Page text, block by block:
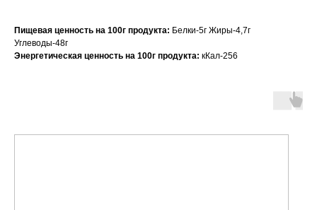
Пищевая ценность на 100г продукта: Белки-5г Жиры-4,7г
Углеводы-48г
Энергетическая ценность на 100г продукта: кКал-256